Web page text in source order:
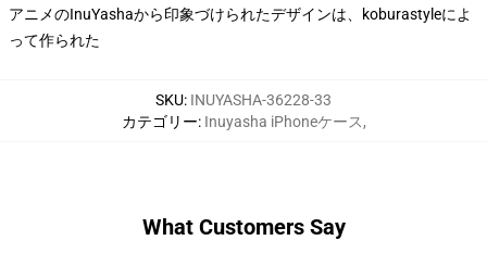
アニメのInuYashaから印象づけられたデザインは、koburastyleによ
って作られた
SKU: INUYASHA-36228-33
カテゴリー: Inuyasha iPhoneケース,
What Customers Say